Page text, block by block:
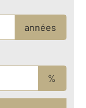
années
%